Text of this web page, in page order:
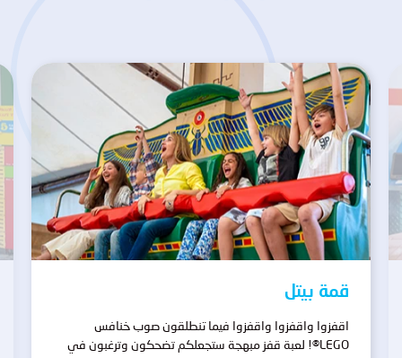
قمة بيتل
اقفزوا واقفزوا واقفزوا فيما تنطلقون صوب خنافس
LEGO®! لعبة قفز مبهجة ستجعلكم تضحكون وترغبون في